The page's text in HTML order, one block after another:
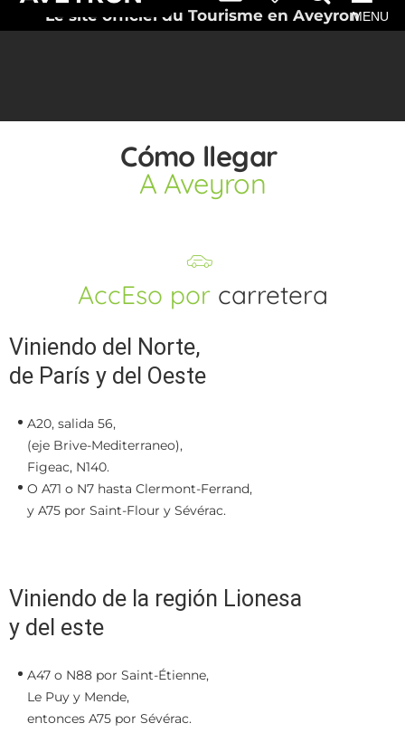
Le site officiel du Tourisme en AveyronMENU
Cómo llegar
A Aveyron
AccEso por carretera
Viniendo del Norte,
de París y del Oeste
A20, salida 56,
(eje Brive-Mediterraneo),
Figeac, N140.
O A71 o N7 hasta Clermont-Ferrand,
y A75 por Saint-Flour y Sévérac.
Viniendo de la región Lionesa
y del este
A47 o N88 por Saint-Étienne,
Le Puy y Mende,
entonces A75 por Sévérac.